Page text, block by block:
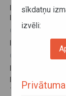
No 2026. gada
08. maijs 2024
08. maijs 2024
pārkraušanas vai
– precizējums
sīkdatņu
izvēli: